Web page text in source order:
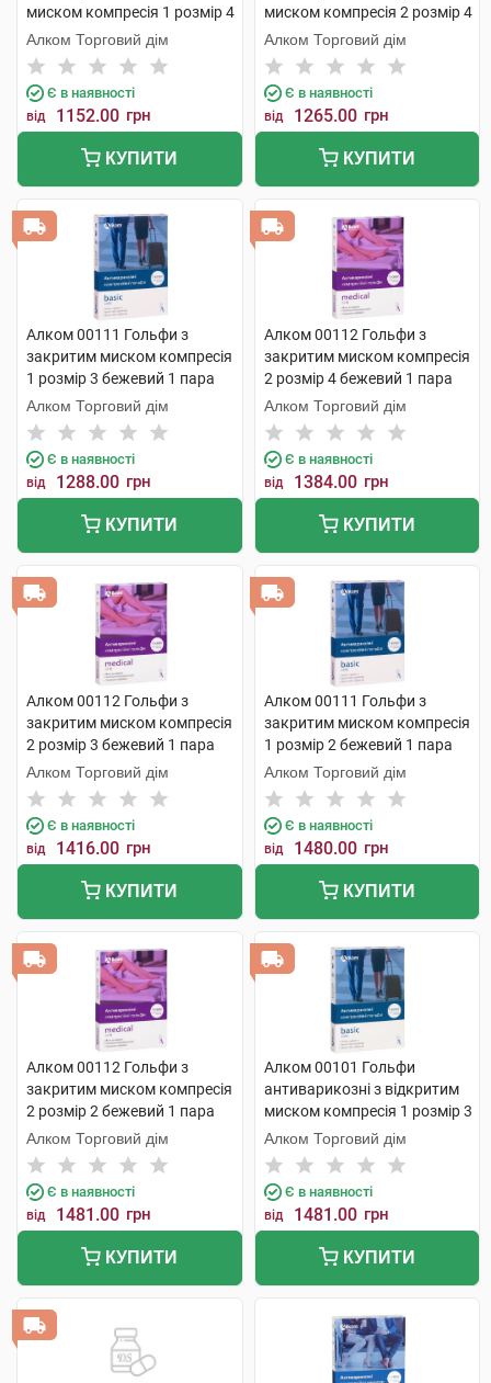
миском компресія 1 розмір 4
бежевий 1 пара
Алком Торговий дім
Є в наявності
від 1152.00 грн
КУПИТИ
миском компресія 2 розмір 4
бежевий 1 пара
Алком Торговий дім
Є в наявності
від 1265.00 грн
КУПИТИ
Алком 00111 Гольфи з
закритим миском компресія
1 розмір 3 бежевий 1 пара
Алком Торговий дім
Є в наявності
від 1288.00 грн
КУПИТИ
Алком 00112 Гольфи з
закритим миском компресія
2 розмір 4 бежевий 1 пара
Алком Торговий дім
Є в наявності
від 1384.00 грн
КУПИТИ
Алком 00112 Гольфи з
закритим миском компресія
2 розмір 3 бежевий 1 пара
Алком Торговий дім
Є в наявності
від 1416.00 грн
КУПИТИ
Алком 00111 Гольфи з
закритим миском компресія
1 розмір 2 бежевий 1 пара
Алком Торговий дім
Є в наявності
від 1480.00 грн
КУПИТИ
Алком 00112 Гольфи з
закритим миском компресія
2 розмір 2 бежевий 1 пара
Алком Торговий дім
Є в наявності
від 1481.00 грн
КУПИТИ
Алком 00101 Гольфи
антиварикозні з відкритим
миском компресія 1 розмір 3
бежевий 1 пара
Алком Торговий дім
Є в наявності
від 1481.00 грн
КУПИТИ